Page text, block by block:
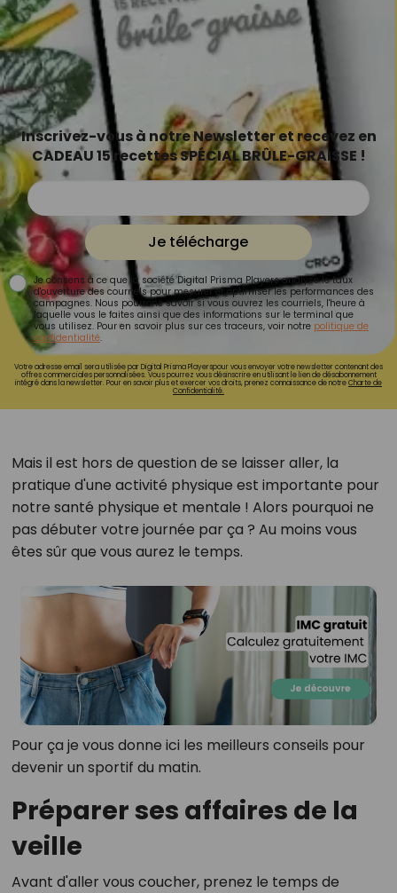
Inscrivez-vous à notre Newsletter et recevez en
CADEAU 15 recettes SPÉCIAL BRÛLE-GRAISSE !
Je télécharge
Je consens à ce que la société Digital Prisma Players analyse le taux
d'ouverture des courriels pour mesurer et optimiser les performances des
campagnes. Nous pourrons savoir si vous ouvrez les courriels, l'heure à
laquelle vous le faites ainsi que des informations sur le terminal que
vous utilisez. Pour en savoir plus sur ces traceurs, voir notre politique de
confidentialité.
Votre adresse email sera utilisée par Digital Prisma Playerspour vous envoyer votre newsletter contenant des
offres commerciales personnalisées. Vous pourrez vous désinscrire en utilisant le lien de désabonnement
intégré dans la newsletter. Pour en savoir plus et exercer vos droits, prenez connaissance de notreCharte de
Confidentialité.
Mais il est hors de question de se laisser aller, la
pratique d'une activité physique est importante pour
notre santé physique et mentale ! Alors pourquoi ne
pas débuter votre journée par ça ? Au moins vous
êtes sûr que vous aurez le temps.
Pour ça je vous donne ici les meilleurs conseils pour
devenir un sportif du matin.
Préparer ses affaires de la
veille
Avant d'aller vous coucher, prenez le temps de